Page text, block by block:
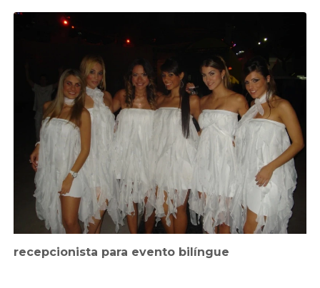
recepcionista para evento bilíngue